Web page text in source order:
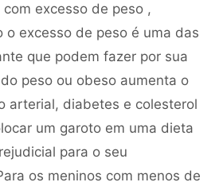
excesso de peso ,
o excesso de peso é uma das
que podem fazer por sua
peso ou obeso aumenta o
arterial, diabetes e colesterol
um garoto em uma dieta
para o seu
os meninos com menos de